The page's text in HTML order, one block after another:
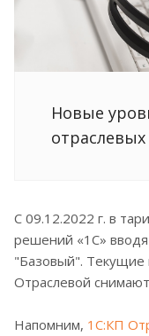
Новые
С 09.12.2022 г. в
решений «1С»
"Базовый". Текущие
Отраслевой
Напомним, 1С:КП